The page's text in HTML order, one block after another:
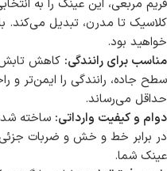
فریم مربعی، این عینک را به
کلاسیک تا مدرن، تبدیل می‌کند.
خواهید بود.
مناسب برای رانندگی: کاهش تابش
سطح جاده، رانندگی را ایمن‌تر
حداقل می‌رساند.
دوام و کیفیت وارداتی: ساخته
در برابر خط و خش و ضربات
عینک شما.